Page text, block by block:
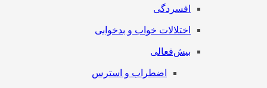
افسردگی
اختلالات خواب و بدخوابی
بیش‌فعالی
اضطراب و استرس